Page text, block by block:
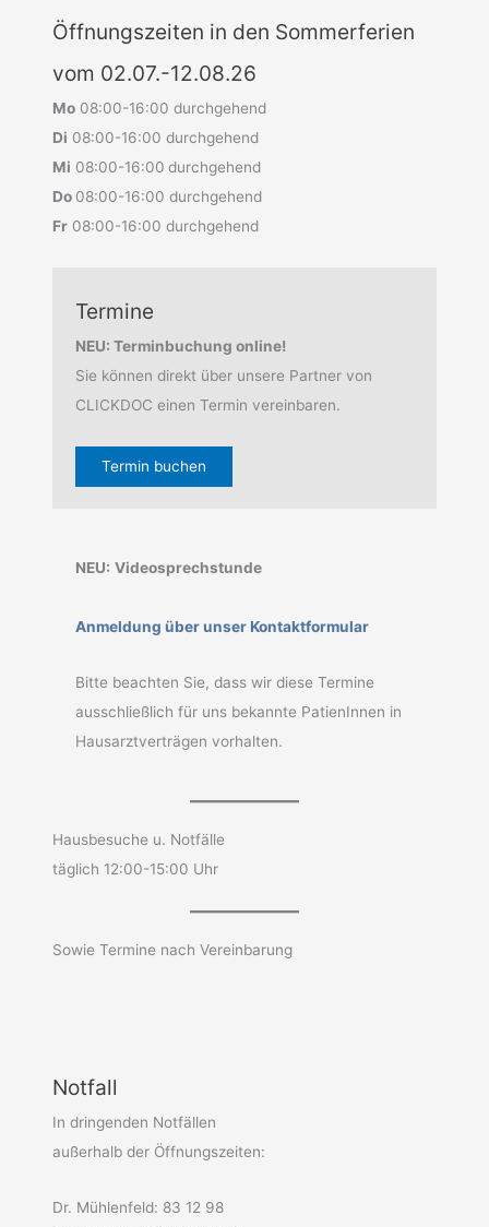
Öffnungszeiten in den Sommerferien
vom 02.07.-12.08.26
Mo 08:00-16:00 durchgehend
Di 08:00-16:00 durchgehend
Mi 08:00-16:00 durchgehend
Do 08:00-16:00 durchgehend
Fr 08:00-16:00 durchgehend
Termine
NEU: Terminbuchung online!
Sie können direkt über unsere Partner von
CLICKDOC einen Termin vereinbaren.
Termin buchen
NEU: Videosprechstunde
Anmeldung über unser Kontaktformular
Bitte beachten Sie, dass wir diese Termine
ausschließlich für uns bekannte PatienInnen in
Hausarztverträgen vorhalten.
Hausbesuche u. Notfälle
täglich 12:00-15:00 Uhr
Sowie Termine nach Vereinbarung
Notfall
In dringenden Notfällen
außerhalb der Öffnungszeiten:
Dr. Mühlenfeld: 83 12 98